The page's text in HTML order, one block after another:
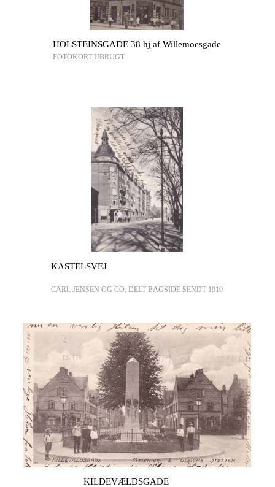
HOLSTEINSGADE 38 hj af Willemoesgade
FOTOKORT UBRUGT
KASTELSVEJ
CARL JENSEN OG CO. DELT BAGSIDE SENDT 1910
KILDEVÆLDSGADE